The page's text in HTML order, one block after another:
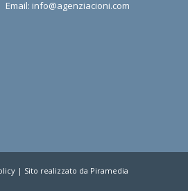
Email: info@agenziacioni.com
| Sito realizzato da Piramedia